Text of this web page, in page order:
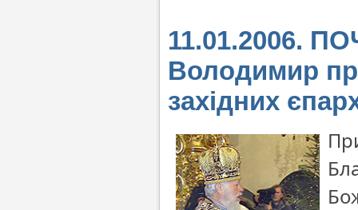
11.01.2006.
Володимир
західних